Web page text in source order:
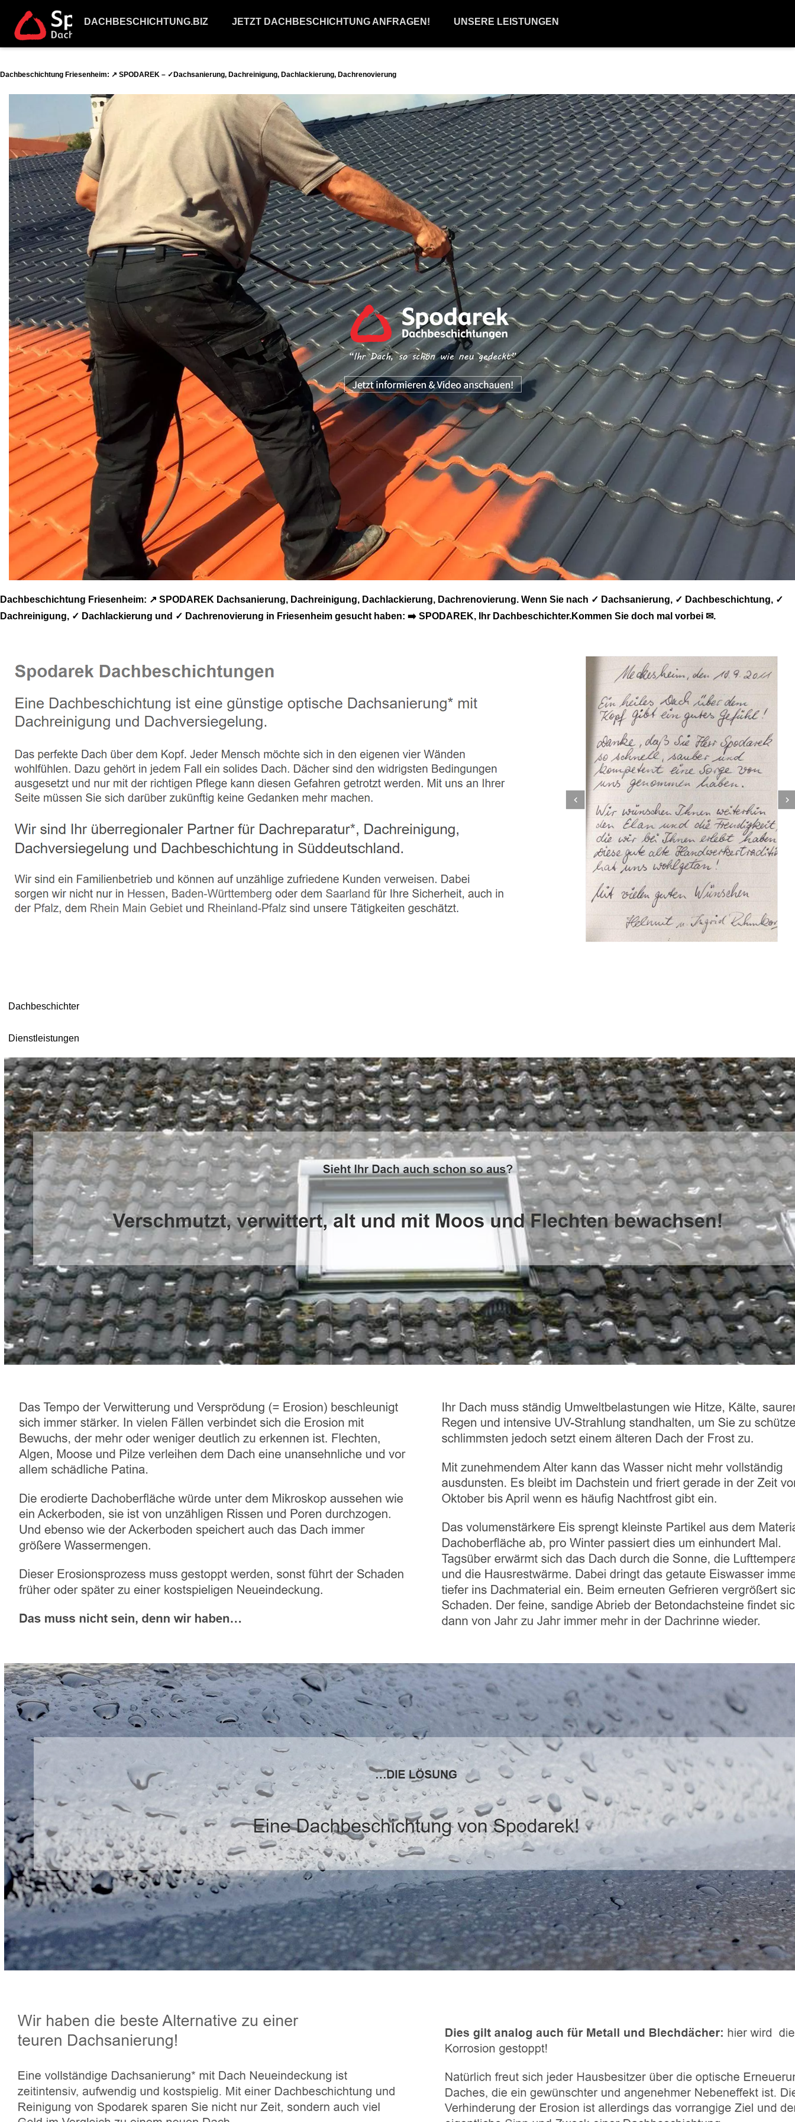
DACHBESCHICHTUNG.BIZ JETZT DACHBESCHICHTUNG ANFRAGEN! UNSERE LEISTUNGEN
Dachbeschichtung Friesenheim: ↗️ SPODAREK – ✓Dachsanierung, Dachreinigung, Dachlackierung, Dachrenovierung
Dachbeschichtung Friesenheim: ↗️ SPODAREK Dachsanierung, Dachreinigung, Dachlackierung, Dachrenovierung. Wenn Sie nach ✓ Dachsanierung, ✓ Dachbeschichtung, ✓
Dachreinigung, ✓ Dachlackierung und ✓ Dachrenovierung in Friesenheim gesucht haben: ➡️ SPODAREK, Ihr Dachbeschichter.Kommen Sie doch mal vorbei ✉.
Dachbeschichter
Dienstleistungen